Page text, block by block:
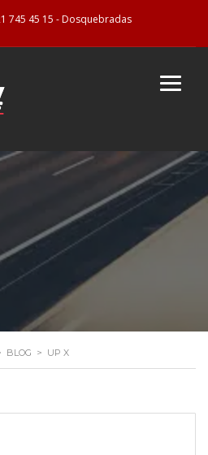
745 45 15 - Dosquebradas
BLOG > UP X